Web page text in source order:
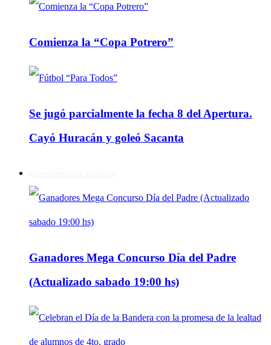
Comienza la “Copa Potrero”
Se jugó parcialmente la fecha 8 del Apertura.
Cayó Huracán y goleó Sacanta
Ganadores Mega Concurso Día del Padre
(Actualizado sabado 19:00 hs)